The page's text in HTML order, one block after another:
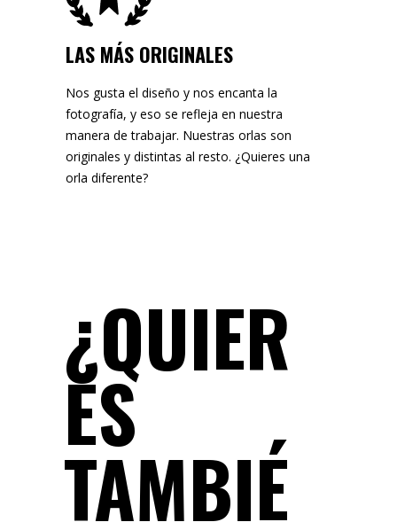
LAS MÁS ORIGINALES
Nos gusta el diseño y nos encanta la
fotografía, y eso se refleja en nuestra
manera de trabajar. Nuestras orlas son
originales y distintas al resto. ¿Quieres una
orla diferente?
¿QUIER
ES
TAMBIÉ